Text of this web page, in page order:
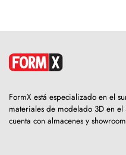
FormX está especializado en el
materiales de modelado 3D en
cuenta con almacenes y